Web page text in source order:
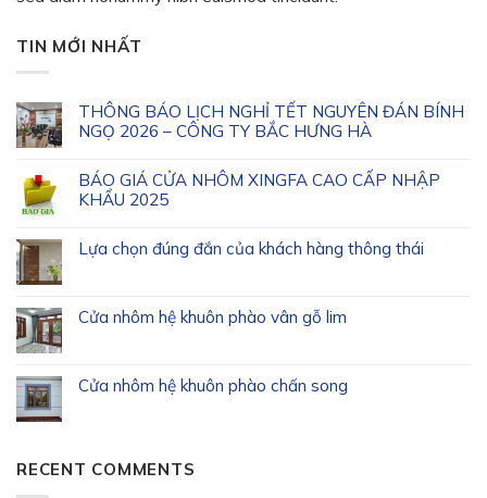
TIN MỚI NHẤT
THÔNG BÁO LỊCH NGHỈ TẾT NGUYÊN ĐÁN BÍNH
NGỌ 2026 – CÔNG TY BẮC HƯNG HÀ
BÁO GIÁ CỬA NHÔM XINGFA CAO CẤP NHẬP
KHẨU 2025
Lựa chọn đúng đắn của khách hàng thông thái
Cửa nhôm hệ khuôn phào vân gỗ lim
Cửa nhôm hệ khuôn phào chấn song
RECENT COMMENTS